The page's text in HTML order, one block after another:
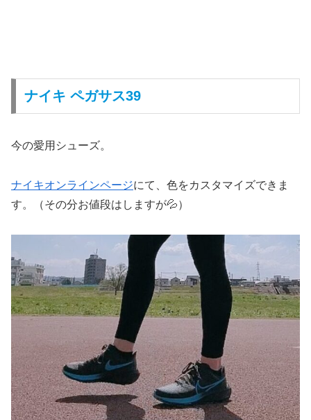
ナイキ ペガサス39
今の愛用シューズ。
ナイキオンラインページにて、色をカスタマイズできま
す。（その分お値段はしますが💦）